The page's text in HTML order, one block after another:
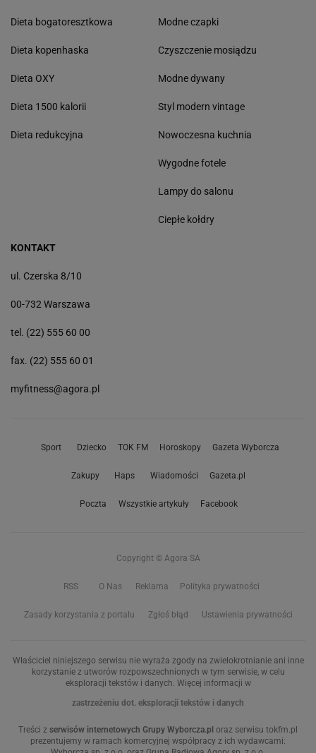
Dieta bogatoresztkowa
Dieta kopenhaska
Dieta OXY
Dieta 1500 kalorii
Dieta redukcyjna
Modne czapki
Czyszczenie mosiądzu
Modne dywany
Styl modern vintage
Nowoczesna kuchnia
Wygodne fotele
Lampy do salonu
Ciepłe kołdry
KONTAKT
ul. Czerska 8/10
00-732 Warszawa
tel. (22) 555 60 00
fax. (22) 555 60 01
myfitness@agora.pl
Sport Dziecko TOK FM Horoskopy Gazeta Wyborcza
Zakupy Haps Wiadomości Gazeta.pl
Poczta Wszystkie artykuły Facebook
Copyright © Agora SA
RSS O Nas Reklama Polityka prywatności
Zasady korzystania z portalu Zgłoś błąd Ustawienia prywatności
Właściciel niniejszego serwisu nie wyraża zgody na zwielokrotnianie ani inne
korzystanie z utworów rozpowszechnionych w tym serwisie, w celu
eksploracji tekstów i danych. Więcej informacji w
zastrzeżeniu dot. eksploracji tekstów i danych
Treści z serwisów internetowych Grupy Wyborcza.pl oraz serwisu tokfm.pl
prezentujemy w ramach komercyjnej współpracy z ich wydawcami: